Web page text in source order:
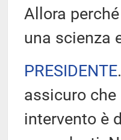
Allora
una scienza
PRESIDENTE
assicuro
intervento è